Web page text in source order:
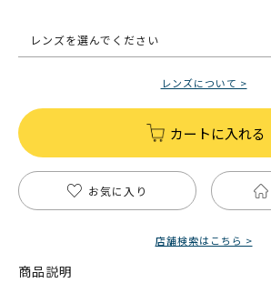
レンズを選んでください
レンズについて >
カートに入れる
お気に入り
店舗検索はこちら >
商品説明